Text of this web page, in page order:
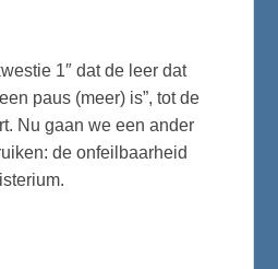
1″ dat de leer dat
paus (meer) is”, tot de
Nu gaan we een ander
de onfeilbaarheid